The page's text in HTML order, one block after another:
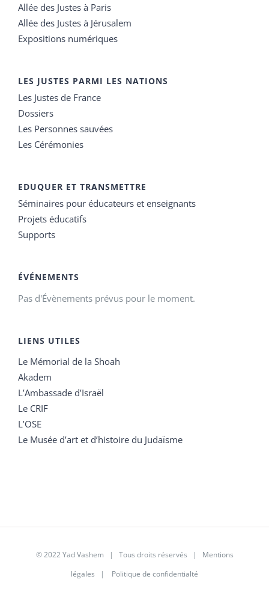
Allée des Justes à Paris
Allée des Justes à Jérusalem
Expositions numériques
LES JUSTES PARMI LES NATIONS
Les Justes de France
Dossiers
Les Personnes sauvées
Les Cérémonies
EDUQUER ET TRANSMETTRE
Séminaires pour éducateurs et enseignants
Projets éducatifs
Supports
ÉVÉNEMENTS
Pas d'Évènements prévus pour le moment.
LIENS UTILES
Le Mémorial de la Shoah
Akadem
L’Ambassade d’Israël
Le CRIF
L’OSE
Le Musée d’art et d’histoire du Judaïsme
© 2022 Yad Vashem | Tous droits réservés | Mentions
légales | Politique de confidentialté